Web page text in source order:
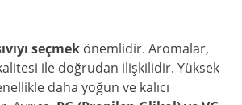
seçmek önemlidir. Aromalar,
kalitesi ile doğrudan ilişkilidir. Yüksek
daha yoğun ve kalıcı